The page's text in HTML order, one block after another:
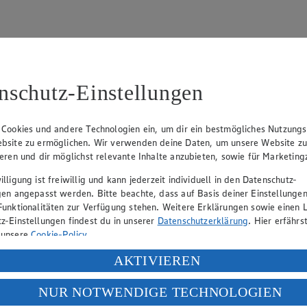
(Geschäftsführer), Christian Remy (Geschäftsführer), Stefan
gewährt Ihnen jedoch das Recht, den auf dieser Website
und Vervielfältigung von Bildmaterial oder Grafiken aus
verantwortlich. Firma und Anschriften unserer
hin, dass wir nicht an einem Streitbeilegungsverfahren vor einer
Einstellungen
und andere Technologien ein, um dir ein bestmögliches
zu ermöglichen. Wir verwenden deine Daten, um unsere Website zu
und dir möglichst relevante Inhalte anzubieten, sowie für
ist freiwillig und kann jederzeit individuell in den Datenschutz-
angepasst werden. Bitte beachte, dass auf Basis deiner
zur Verfügung stehen. Weitere Erklärungen sowie einen
Einstellungen findest du in unserer Datenschutzerklärung. Hier
Cookie-Policy.
deiner personenbezogenen Daten in den USA durch Facebook und
„Aktivieren“ klickst, willigst du im Sinne des Art. 49 Abs. 1 Satz 1 lit.
Daten in den USA verarbeitet werden. Der EuGH sieht die USA als
AKTIVIEREN
NUR NOTWENDIGE TECHNOLOGIEN